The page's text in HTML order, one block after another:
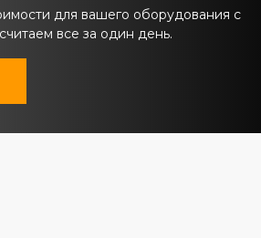
для вашего оборудования с
все за один день.